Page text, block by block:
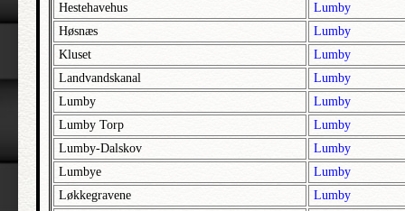
Hestehavehus
Lumby
Høsnæs
Lumby
Kluset
Lumby
Landvandskanal
Lumby
Lumby
Lumby
Lumby Torp
Lumby
Lumby-Dalskov
Lumby
Lumbye
Lumby
Løkkegravene
Lumby